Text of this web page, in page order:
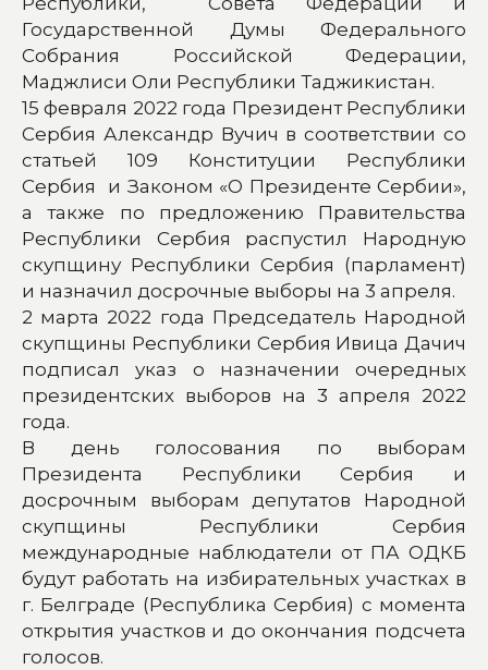
Государственной Думы Федерального
Собрания Российской Федерации,
Маджлиси Оли Республики Таджикистан.
15 февраля 2022 года Президент Республики
Сербия Александр Вучич в соответствии со
статьей 109 Конституции Республики
Сербия и Законом «О Президенте Сербии»,
а также по предложению Правительства
Республики Сербия распустил Народную
скупщину Республики Сербия (парламент)
и назначил досрочные выборы на 3 апреля.
2 марта 2022 года Председатель Народной
скупщины Республики Сербия Ивица Дачич
подписал указ о назначении очередных
президентских выборов на 3 апреля 2022
года.
В день голосования по выборам
Президента Республики Сербия и
досрочным выборам депутатов Народной
скупщины Республики Сербия
международные наблюдатели от ПА ОДКБ
будут работать на избирательных участках в
г. Белграде (Республика Сербия) с момента
открытия участков и до окончания подсчета
голосов.